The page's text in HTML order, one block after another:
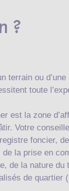
?
terrain ou
toute
est la zone
Votre
foncier,
la prise en
de la nature du
de quartier